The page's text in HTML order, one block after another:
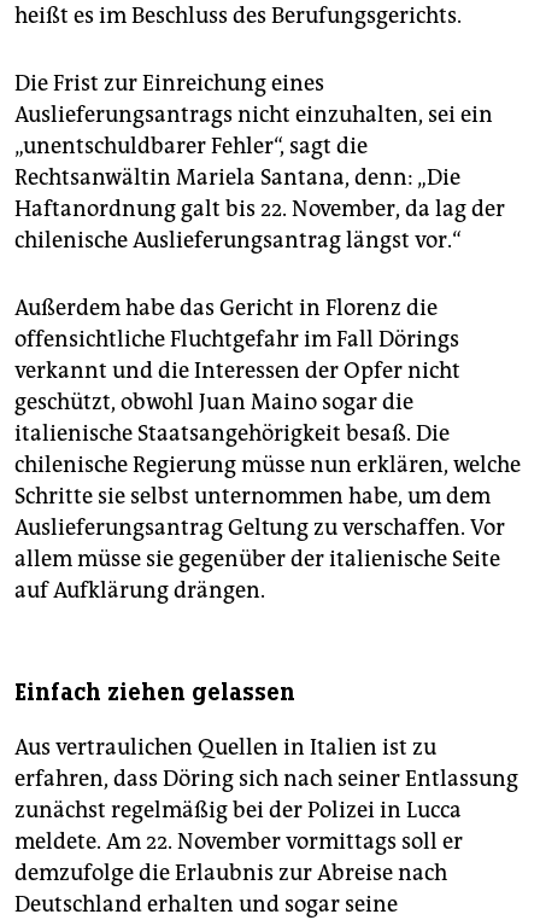
heißt es im Beschluss des Berufungsgerichts.
Die Frist zur Einreichung eines
Auslieferungsantrags nicht einzuhalten, sei ein
„unentschuldbarer Fehler“, sagt die
Rechtsanwältin Mariela Santana, denn: „Die
Haftanordnung galt bis 22. November, da lag der
chilenische Auslieferungsantrag längst vor.“
Außerdem habe das Gericht in Florenz die
offensichtliche Fluchtgefahr im Fall Dörings
verkannt und die Interessen der Opfer nicht
geschützt, obwohl Juan Maino sogar die
italienische Staatsangehörigkeit besaß. Die
chilenische Regierung müsse nun erklären, welche
Schritte sie selbst unternommen habe, um dem
Auslieferungsantrag Geltung zu verschaffen. Vor
allem müsse sie gegenüber der italienische Seite
auf Aufklärung drängen.
Einfach ziehen gelassen
Aus vertraulichen Quellen in Italien ist zu
erfahren, dass Döring sich nach seiner Entlassung
zunächst regelmäßig bei der Polizei in Lucca
meldete. Am 22. November vormittags soll er
demzufolge die Erlaubnis zur Abreise nach
Deutschland erhalten und sogar seine